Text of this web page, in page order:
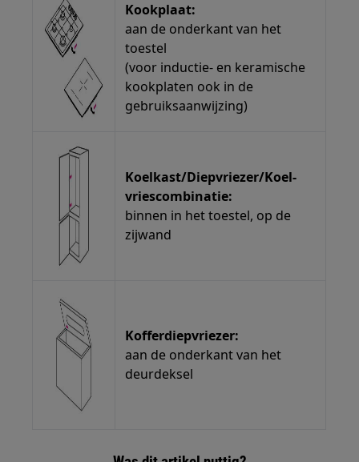
Kookplaat:
aan de onderkant van het
toestel
(voor inductie- en keramische
kookplaten ook in de
gebruiksaanwijzing)
Koelkast/Diepvriezer/Koel-
vriescombinatie:
binnen in het toestel, op de
zijwand
Kofferdiepvriezer:
aan de onderkant van het
deurdeksel